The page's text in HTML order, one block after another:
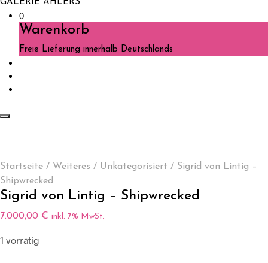
GALERIE AHLERS
0
Warenkorb
Freie Lieferung innerhalb Deutschlands
Startseite / Weiteres / Unkategorisiert / Sigrid von Lintig –
Shipwrecked
Sigrid von Lintig – Shipwrecked
7.000,00 € inkl. 7% MwSt.
1 vorrätig